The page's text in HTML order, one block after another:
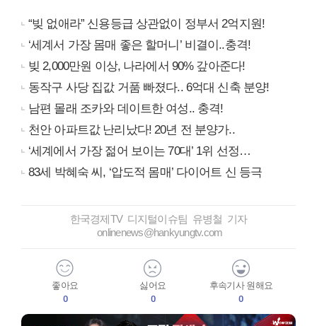
“빚 없애라” 신용등급 상관없이 정부서 2억지원!
‘세계서 가장 몸매 좋은 할머니’ 비결이..충격!
빚 2,000만원 이상, 나라에서 90% 갚아준다!
동작구 사당 집값 거품 빠졌다.. 6억대 신축 분양!
남편 몰래 조카와 데이트한 여성.. 충격!
천안 아파트값 난리났다! 20년 전 분양가..
‘세계에서 가장 젊어 보이는 70대’ 1위 선정…
83세 박혜숙 씨, ‘압도적 몸매’ 다이어트 신 등극
한국경제TV 디지털이슈팀 유병철 기자
onlinenews@hankyungtv.com
좋아요
0
싫어요
0
후속기사 원해요
0